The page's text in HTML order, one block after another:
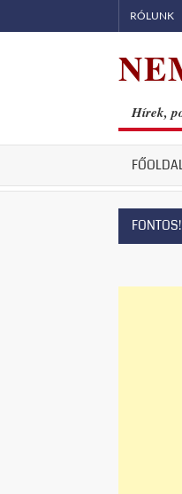
to
RÓLUNK
Hírek,
FONTOS!
Szentendrén már el is